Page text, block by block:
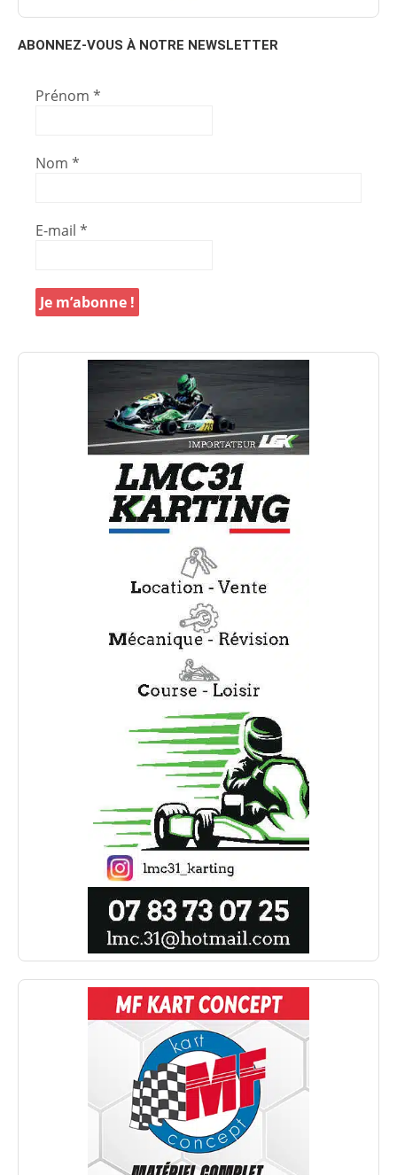
ABONNEZ-VOUS À NOTRE NEWSLETTER
Prénom *
Nom *
E-mail *